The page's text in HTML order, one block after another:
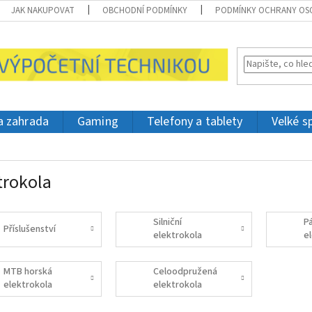
JAK NAKUPOVAT OBCHODNÍ PODMÍNKY PODMÍNKY OCHRANY
zahrada Gaming Telefony a tablety Velké
Příslušenství
Silniční
elektrokola
MTB horská
elektrokola
Celoodpružená
elektrokola